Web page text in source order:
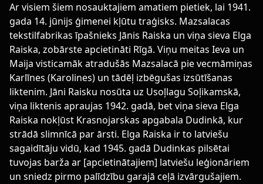
Ar visiem šiem nosauktajiem amatiem pietiek, lai 1941.
gada 14. jūnijs ģimenei kļūtu traģisks. Mazsalacas
tekstilfabrikas īpašnieks Jānis Raiska un viņa sieva Elga
Raiska, zobārste apcietināti Rīgā. Viņu meitas Ieva un
Maija visticamāk atradušās Mazsalacā pie vecmāmiņas
Karlīnes (Karolines) un tādēļ izbēgušas izsūtīšanas
liktenim. Jāni Raisku nosūta uz Usoļlagu Soļikamskā,
viņa liktenis apraujas 1942. gadā, bet viņa sieva Elga
Raiska nokļūst Krasnojarskas apgabala Dudinkā, kur
strādā slimnīcā par ārsti. Elga Raiska ir to latviešu
sagaidītāju vidū, kad 1945. gadā Dudinkas pilsētai
tuvojas barža ar [apcietinātajiem] latviešu leģionāriem
un sniedz pirmo palīdzību garajā ceļā izvārgušajiem.